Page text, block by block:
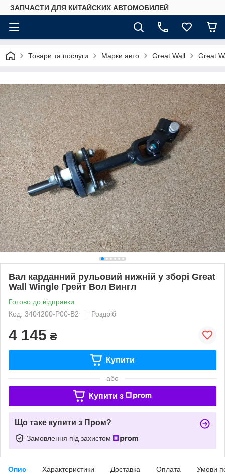
ЗАПЧАСТИ ДЛЯ КИТАЙСКИХ АВТОМОБИЛЕЙ
Товари та послуги Марки авто Great Wall Great
Вал карданний рульовий нижній у зборі Great
Wall Wingle Грейт Вол Вингл
Готово до відправки
Код: 3404200-P00-B2
Роздріб
4 145 ₴
Купити
або
Купити з
Що таке купити з Пром?
Замовлення під захистом
Опис Характеристики Доставка Оплата Умови